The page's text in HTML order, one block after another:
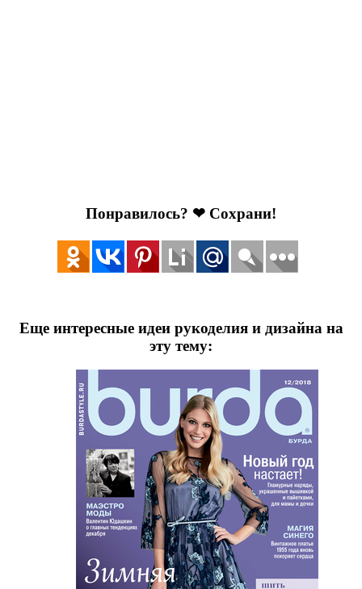
Понравилось? ❤ Сохрани!
Еще интересные идеи рукоделия и дизайна на
эту тему: